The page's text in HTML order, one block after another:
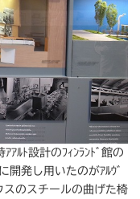
ｱﾙﾄ設計のﾌｨﾝﾗﾝﾄﾞ館の
開発し用いたのがｱﾙｳﾞ
スのスチールの曲げた椅